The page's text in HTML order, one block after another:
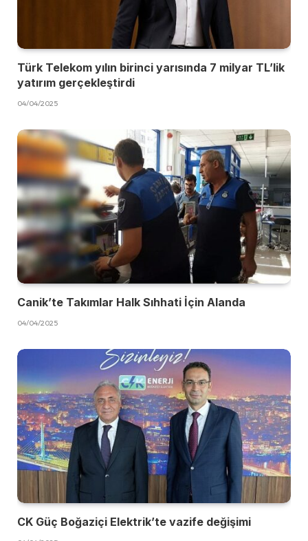
Türk Telekom yılın birinci yarısında 7 milyar TL’lik
yatırım gerçekleştirdi
04/04/2025
Canik’te Takımlar Halk Sıhhati İçin Alanda
04/04/2025
CK Güç Boğaziçi Elektrik’te vazife değişimi